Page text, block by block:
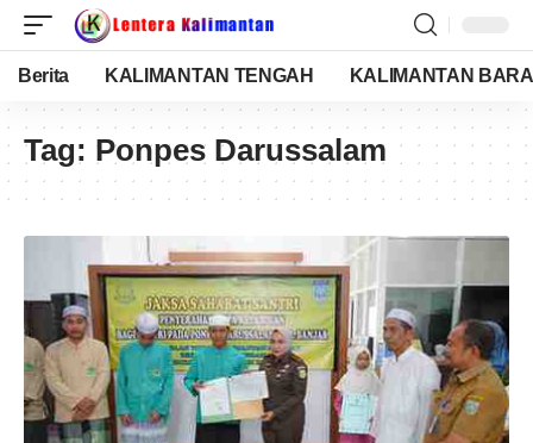
Berita KALIMANTAN TENGAH KALIMANTAN
Tag: Ponpes Darussalam